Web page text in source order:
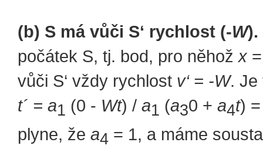
(b) S má vůči S‘ rychlost (-W).
počátek S, tj. bod, pro něhož x
vůči S‘ vždy rychlost v‘ = -W.
t´ = a1 (0 - Wt) / a1 (a30 + a4t)
plyne, že a4 = 1, a máme